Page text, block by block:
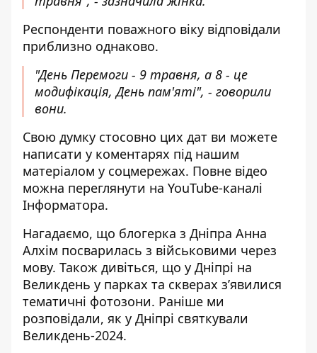
Респонденти поважного віку відповідали
приблизно однаково.
"День Перемоги - 9 травня, а 8 - це
модифікація, День пам'яті", - говорили
вони.
Свою думку стосовно цих дат ви можете
написати у коментарях під нашим
матеріалом у соцмережах. Повне відео
можна переглянути на YouTube-каналі
Інформатора.
Нагадаємо, що блогерка з Дніпра Анна
Алхім посварилась з військовими через
мову. Також дивіться, що у Дніпрі на
Великдень у парках та скверах з’явилися
тематичні фотозони. Раніше ми
розповідали, як у Дніпрі святкували
Великдень-2024.